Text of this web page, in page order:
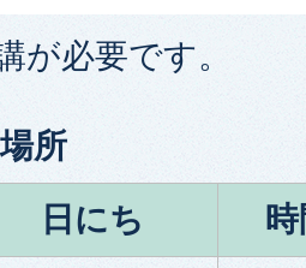
が必要です。
所
日にち